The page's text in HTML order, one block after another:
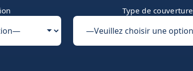
Type de couverture